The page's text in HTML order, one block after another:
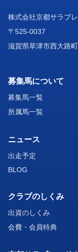
株式会社京都サラブ
〒525-0037
滋賀県草津市西大路
募集馬について
募集馬一覧
所属馬一覧
ニュース
出走予定
BLOG
クラブのしくみ
出資のしくみ
会費・会員特典